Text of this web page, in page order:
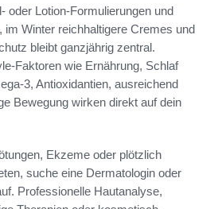
oder Lotion-Formulierungen und
im Winter reichhaltigere Cremes und
bleibt ganzjährig zentral.
Faktoren wie Ernährung, Schlaf
3, Antioxidantien, ausreichend
Bewegung wirken direkt auf dein
Ekzeme oder plötzlich
suche eine Dermatologin oder
Professionelle Hautanalyse,